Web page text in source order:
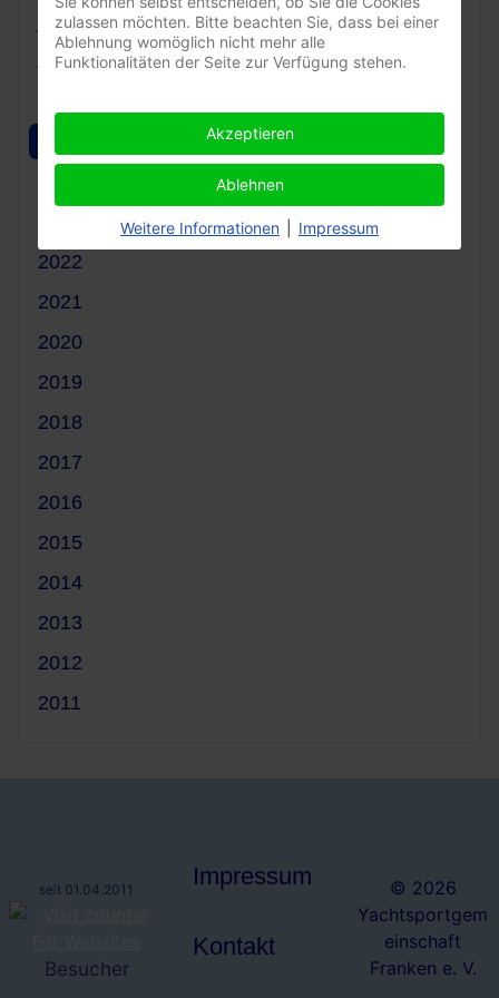
_______________
Archive:
2022
2021
2020
2019
2018
2017
2016
2015
2014
2013
2012
2011
seit 01.04.2011
Besucher
Impressum
Kontakt
© 2026
Yachtsportgem
einschaft
Franken e. V.
zulassen möchten. Bitte beachten Sie, dass bei einer
Ablehnung womöglich nicht mehr alle
Funktionalitäten der Seite zur Verfügung stehen.
Akzeptieren
Ablehnen
Weitere Informationen Impressum